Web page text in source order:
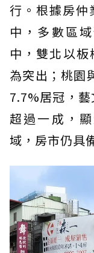
行。根據房仲
中，多數區
中，雙北以
為突出；桃園
7.7%居冠，
超過一成，
域，房市仍具